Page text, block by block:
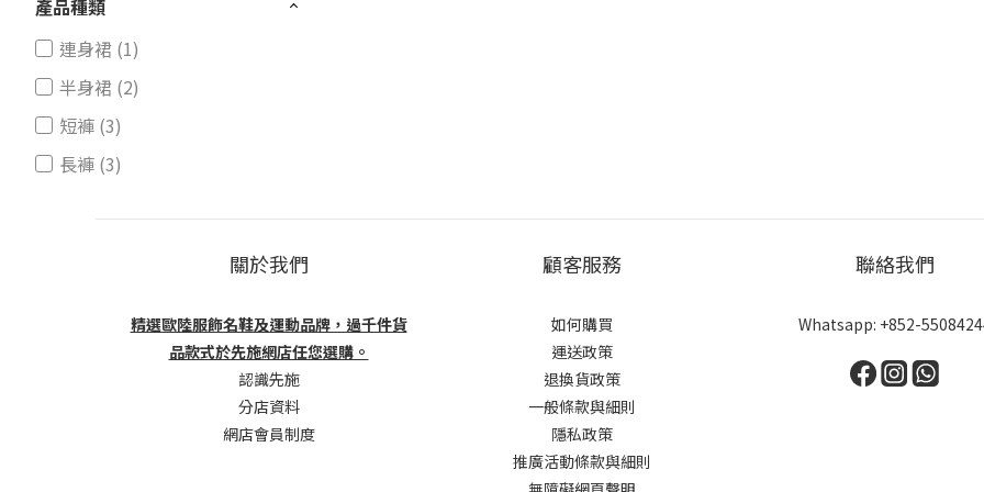
產品種類
連身裙 (1)
半身裙 (2)
短褲 (3)
長褲 (3)
關於我們
精選歐陸服飾名鞋及運動品牌，過千件貨
品款式於先施網店任您選購。
認識先施
分店資料
網店會員制度
顧客服務
如何購買
運送政策
退換貨政策
一般條款與細則
隱私政策
推廣活動條款與細則
聯絡我們
Whatsapp: +852-